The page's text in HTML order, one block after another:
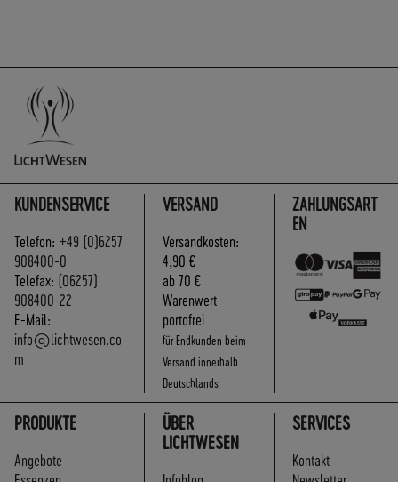
L
KUNDENSERVICE
Telefon: +49 (0)6257
908400-0
Telefax: (06257)
908400-22
E-Mail:
info@lichtwesen.co
m
ZAHLUNGSART
EN
VERSAND
Versandkosten:
4,90 €
ab 70 €
Warenwert
portofrei
für Endkunden beim
Versand innerhalb
Deutschlands
PRODUKTE
Angebote
ÜBER
LICHTWESEN
SERVICES
Kontakt